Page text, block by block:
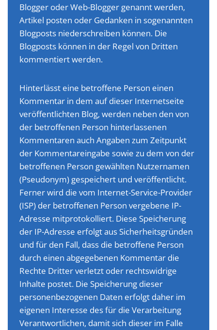
Blogger oder Web-Blogger genannt werden,
Artikel posten oder Gedanken in sogenannten
Blogposts niederschreiben können. Die
Blogposts können in der Regel von Dritten
kommentiert werden.
Hinterlässt eine betroffene Person einen
Kommentar in dem auf dieser Internetseite
veröffentlichten Blog, werden neben den von
der betroffenen Person hinterlassenen
Kommentaren auch Angaben zum Zeitpunkt
der Kommentareingabe sowie zu dem von der
betroffenen Person gewählten Nutzernamen
(Pseudonym) gespeichert und veröffentlicht.
Ferner wird die vom Internet-Service-Provider
(ISP) der betroffenen Person vergebene IP-
Adresse mitprotokolliert. Diese Speicherung
der IP-Adresse erfolgt aus Sicherheitsgründen
und für den Fall, dass die betroffene Person
durch einen abgegebenen Kommentar die
Rechte Dritter verletzt oder rechtswidrige
Inhalte postet. Die Speicherung dieser
personenbezogenen Daten erfolgt daher im
eigenen Interesse des für die Verarbeitung
Verantwortlichen, damit sich dieser im Falle